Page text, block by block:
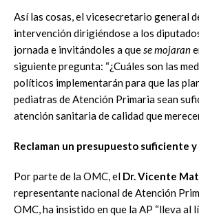
Así las cosas, el vicesecretario general
intervención dirigiéndose a los
jornada e invitándoles a quese mojaran
siguiente pregunta: “¿Cuáles son las
políticos implementarán para que las
pediatras de Atención Primaria sean
atención sanitaria de calidad que
Reclaman un presupuesto suficiente
Por parte de la OMC, el Dr.Vicente
representante nacional de Atención
OMC, ha insistido en que la AP “lleva al